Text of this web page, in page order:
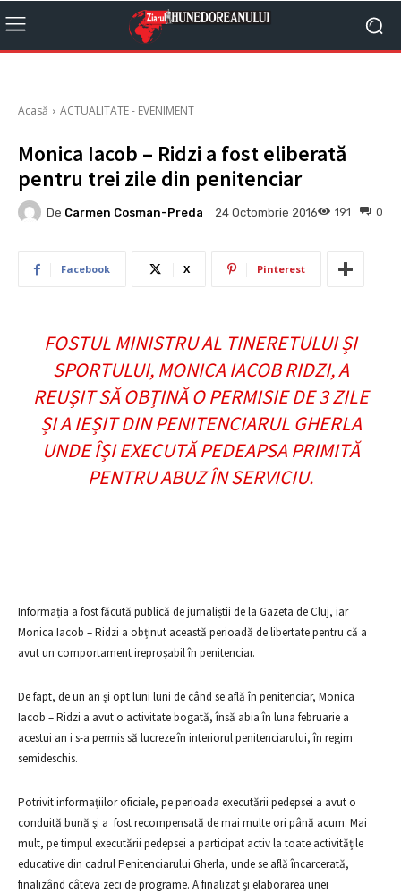
Acasă ACTUALITATE - EVENIMENT
Monica Iacob – Ridzi a fost eliberată
pentru trei zile din penitenciar
De Carmen Cosman-Preda 24 Octombrie 2016 0
191
Facebook X Pinterest
FOSTUL MINISTRU AL TINERETULUI ȘI
SPORTULUI, MONICA IACOB RIDZI, A
REUȘIT SĂ OBȚINĂ O PERMISIE DE 3 ZILE
ȘI A IEȘIT DIN PENITENCIARUL GHERLA
UNDE ÎȘI EXECUTĂ PEDEAPSA PRIMITĂ
PENTRU ABUZ ÎN SERVICIU.
Informația a fost făcută publică de jurnaliștii de la Gazeta de Cluj, iar
Monica Iacob – Ridzi a obținut această perioadă de libertate pentru că a
avut un comportament ireproșabil în penitenciar.
De fapt, de un an şi opt luni luni de când se află în penitenciar, Monica
Iacob – Ridzi a avut o activitate bogată, însă abia în luna februarie a
acestui an i s-a permis să lucreze în interiorul penitenciarului, în regim
semideschis.
Potrivit informaţiilor oficiale, pe perioada executării pedepsei a avut o
conduită bună şi a fost recompensată de mai multe ori până acum. Mai
mult, pe timpul executării pedepsei a participat activ la toate activitățile
educative din cadrul Penitenciarului Gherla, unde se află încarcerată,
finalizând câteva zeci de programe. A finalizat şi elaborarea unei